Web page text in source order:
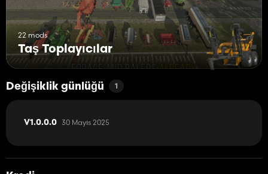
22 mods
Taş Toplayıcılar
Değişiklik günlüğü 1
V1.0.0.0 30 Mayıs 2025